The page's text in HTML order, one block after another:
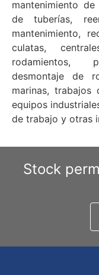
mantenimiento
de tuberías,
mantenimiento,
culatas,
rodamientos,
desmontaje de
marinas, trabajos
equipos
de trabajo y otras
Stock